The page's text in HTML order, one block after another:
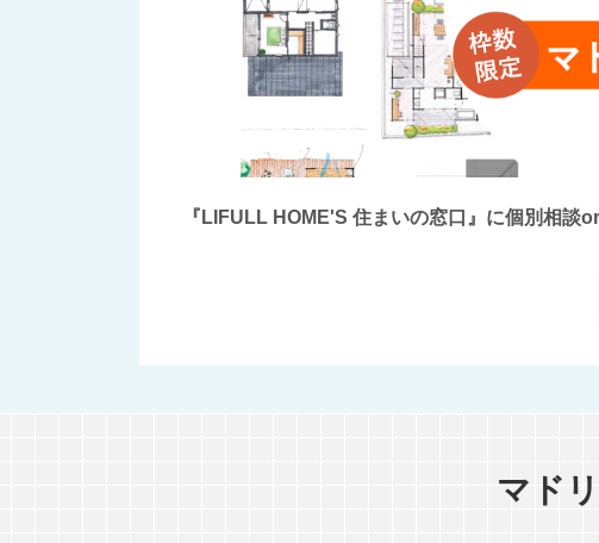
『LIFULL HOME'S 住まいの窓口』に個別相談
マド